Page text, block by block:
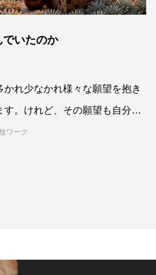
いたのか
かれ少なかれ様々な願望を抱き
す。けれど、その願望も自分が
クトに望んでいるかとい
ワーク